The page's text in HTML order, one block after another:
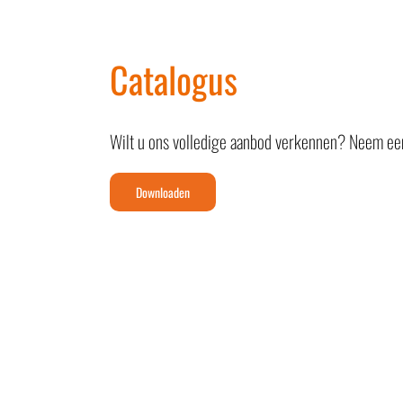
Catalogus
Wilt u ons volledige aanbod verkennen?Neem
Downloaden